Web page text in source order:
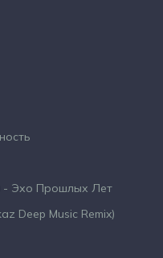
- Эхо Прошлых Лет
Deep Music Remix)